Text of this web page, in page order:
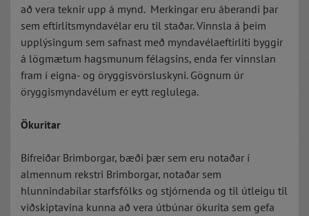
að vera teknir upp á mynd. Merkingar eru áberandi þar
sem eftirlitsmyndavélar eru til staðar. Vinnsla á þeim
upplýsingum sem safnast með myndavélaeftirliti byggir
á lögmætum hagsmunum félagsins, enda fer vinnslan
fram í eigna- og öryggisvörsluskyni. Gögnum úr
öryggismyndavélum er eytt reglulega.
Ökuritar
Bifreiðar Brimborgar, bæði þær sem eru notaðar í
almennum rekstri Brimborgar, notaðar sem
hlunnindabílar starfsfólks og stjórnenda og til útleigu til
viðskiptavina kunna að vera útbúnar ökurita sem gefa